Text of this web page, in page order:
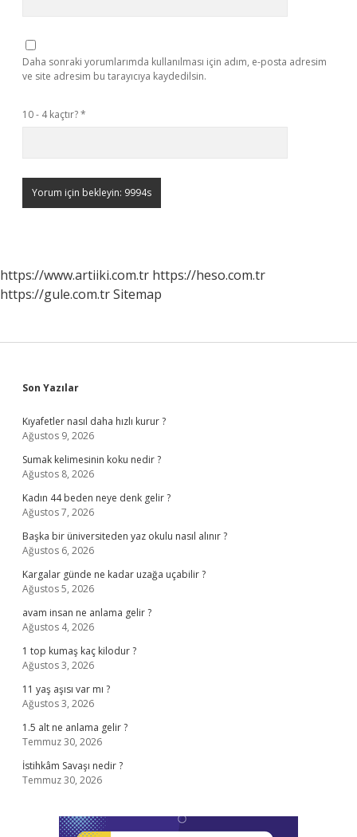
Daha sonraki yorumlarımda kullanılması için adım, e-posta adresim
ve site adresim bu tarayıcıya kaydedilsin.
10 - 4 kaçtır?*
https://www.artiiki.com.tr https://heso.com.tr
https://gule.com.trSitemap
Sidebar
Son Yazılar
Kıyafetler nasıl daha hızlı kurur ?
Ağustos 9, 2026
Sumak kelimesinin koku nedir ?
Ağustos 8, 2026
Kadın 44 beden neye denk gelir ?
Ağustos 7, 2026
Başka bir üniversiteden yaz okulu nasıl alınır ?
Ağustos 6, 2026
Kargalar günde ne kadar uzağa uçabilir ?
Ağustos 5, 2026
avam insan ne anlama gelir ?
Ağustos 4, 2026
1 top kumaş kaç kilodur ?
Ağustos 3, 2026
11 yaş aşısı var mı ?
Ağustos 3, 2026
1.5 alt ne anlama gelir ?
Temmuz 30, 2026
İstihkâm Savaşı nedir ?
Temmuz 30, 2026